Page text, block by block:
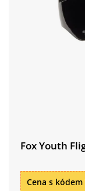
Fox Youth
Cena s kódem